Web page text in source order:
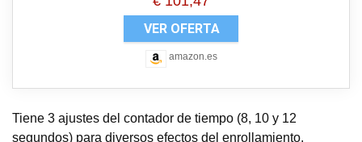
VER OFERTA
amazon.es
Tiene 3 ajustes del contador de tiempo (8, 10 y 12
segundos) para diversos efectos del enrollamiento.